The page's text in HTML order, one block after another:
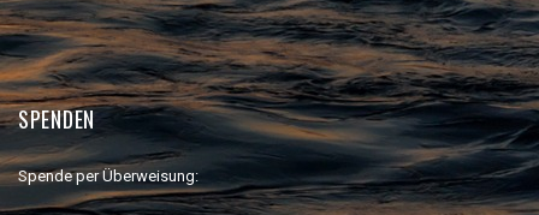
SPENDEN
Spende per Überweisung: